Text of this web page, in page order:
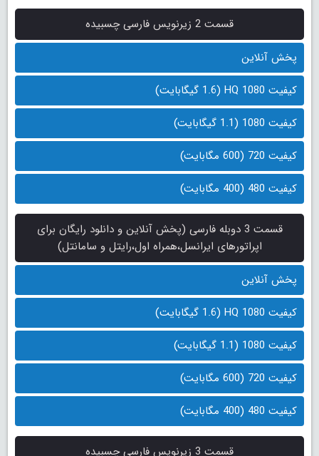
قسمت 2 زیرنویس فارسی چسبیده
پخش آنلاین
کیفیت 1080 HQ (1.6 گیگابایت)
کیفیت 1080 (1.1 گیگابایت)
کیفیت 720 (600 مگابایت)
کیفیت 480 (400 مگابایت)
قسمت 3 دوبله فارسی (پخش آنلاین و دانلود رایگان برای
اپراتورهای ایرانسل،همراه اول،رایتل و سامانتل)
پخش آنلاین
کیفیت 1080 HQ (1.6 گیگابایت)
کیفیت 1080 (1.1 گیگابایت)
کیفیت 720 (600 مگابایت)
کیفیت 480 (400 مگابایت)
قسمت 3 زیرنویس فارسی چسبیده